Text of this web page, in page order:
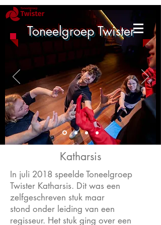
Toneelgroep Twister
Katharsis
In juli 2018 speelde Toneelgroep
Twister Katharsis. Dit was een
zelfgeschreven stuk maar
stond onder leiding van een
regisseur. Het stuk ging over een